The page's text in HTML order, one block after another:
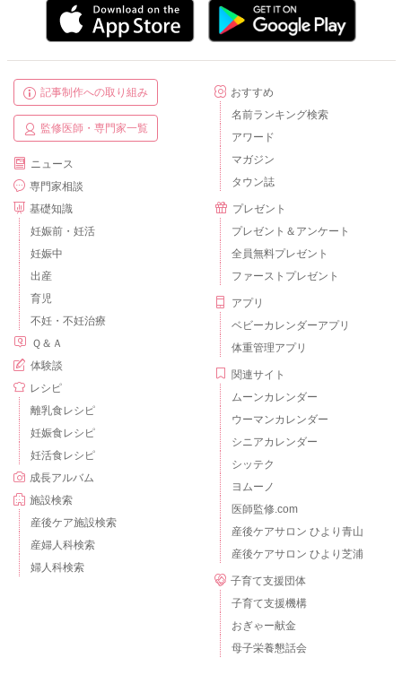
記事制作への取り組み
監修医師・専門家一覧
ニュース
専門家相談
基礎知識
妊娠前・妊活
妊娠中
出産
育児
不妊・不妊治療
Ｑ＆Ａ
体験談
レシピ
離乳食レシピ
妊娠食レシピ
妊活食レシピ
成長アルバム
施設検索
産後ケア施設検索
産婦人科検索
婦人科検索
おすすめ
名前ランキング検索
アワード
マガジン
タウン誌
プレゼント
プレゼント＆アンケート
全員無料プレゼント
ファーストプレゼント
アプリ
ベビーカレンダーアプリ
体重管理アプリ
関連サイト
ムーンカレンダー
ウーマンカレンダー
シニアカレンダー
シッテク
ヨムーノ
医師監修.com
産後ケアサロン ひより青山
産後ケアサロン ひより芝浦
子育て支援団体
子育て支援機構
おぎゃー献金
母子栄養懇話会